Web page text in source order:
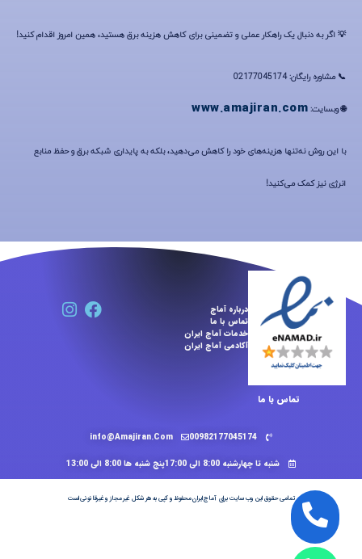
💡 اگر به دنبالیک راهکار عملی و تضمینیبرای کاهش هزینه برق هستید، همین امروز اقدام کنید!
مشاوره رایگان:02177045174
وبسایت: www.amajiran.com
با این روش نه‌تنها هزینه‌های خود را کاهش می‌دهید، بلکه بهپایداری شبکه برق و حفظ منابع
انرژینیز کمک می‌کنید!
درباره آماج
تماس با ما
خدمات آماج ایران
آکادمی آماج ایران
تماس با ما
00982177045174
info@Amajiran.Com
شنبه تا چهارشنبه 8:00 الی 17:00پنج شنبه ها 8:00 الی 13:00
تمامی حقوق این وب سایت برای آماج ایران محفوظ و کپی به هر شکل غیر مجاز و غیرقانونی است